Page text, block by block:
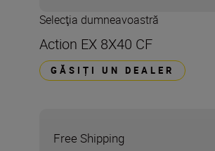
Selecţia dumneavoastră
Action EX 8X40 CF
GĂSIȚI UN DEALER
Free Shipping